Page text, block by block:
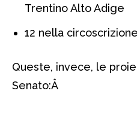
Trentino Alto Adige
12 nella
Queste, invece, le
Senato:Â